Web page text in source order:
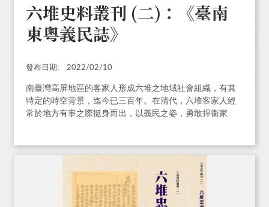
六堆史料叢刊 (二)：《臺南
東粵義民誌》
發布日期: 2022/02/10
南臺灣高屏地區的客家人形成六堆之地域社會組織，有其
特定的時空背景，迄今已三百年。在清代，六堆客家人經
常於地方有事之際挺身而出，以義民之姿，勇敢捍衛家